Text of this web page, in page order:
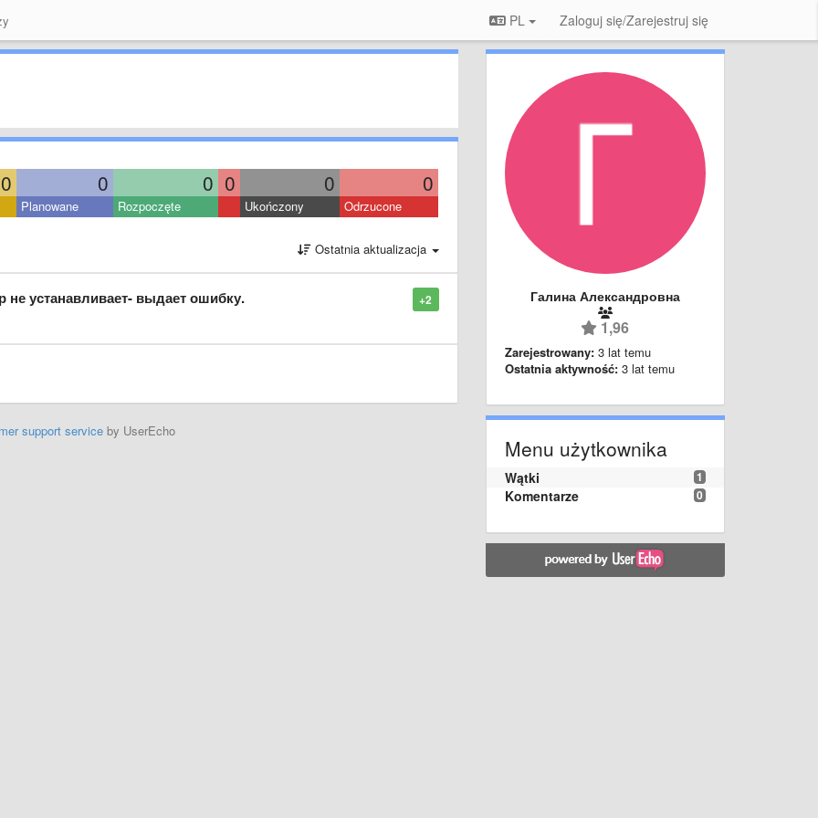
PL Zaloguj się/Zarejestruj się
0 0 0 0 0 0
Planowane Rozpoczęte Ukończony Odrzucone
Ostatnia aktualizacja
+2
устанавливает- выдает ошибку.
support serviceby UserEcho
Галина Александровна
1,96
Zarejestrowany: 3 lat temu
Ostatnia aktywność: 3 lat temu
Menu użytkownika
1
Wątki
0
Komentarze